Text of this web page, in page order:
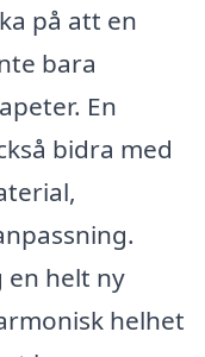
på att en
bara
En
bidra med
en helt ny
helhet